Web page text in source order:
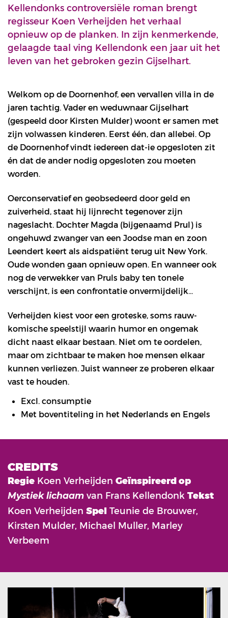
Kellendonks controversiële roman brengt
regisseur Koen Verheijden het verhaal
opnieuw op de planken. In zijn kenmerkende,
gelaagde taal ving Kellendonk een jaar uit het
leven van het gebroken gezin Gijselhart.
Welkom op de Doornenhof, een vervallen villa in de
jaren tachtig. Vader en weduwnaar Gijselhart
(gespeeld door Kirsten Mulder) woont er samen met
zijn volwassen kinderen. Eerst één, dan allebei. Op
de Doornenhof vindt iedereen dat-ie opgesloten zit
én dat de ander nodig opgesloten zou moeten
worden.
Oerconservatief en geobsedeerd door geld en
zuiverheid, staat hij lijnrecht tegenover zijn
nageslacht. Dochter Magda (bijgenaamd Prul) is
ongehuwd zwanger van een Joodse man en zoon
Leendert keert als aidspatiënt terug uit New York.
Oude wonden gaan opnieuw open. En wanneer ook
nog de verwekker van Pruls baby ten tonele
verschijnt, is een confrontatie onvermijdelijk…
Verheijden kiest voor een groteske, soms rauw-
komische speelstijl waarin humor en ongemak
dicht naast elkaar bestaan. Niet om te oordelen,
maar om zichtbaar te maken hoe mensen elkaar
kunnen verliezen. Juist wanneer ze proberen elkaar
vast te houden.
Excl. consumptie
Met boventiteling in het Nederlands en Engels
CREDITS
Regie Koen Verheijden Geïnspireerd op
Mystiek lichaam van Frans Kellendonk Tekst
Koen Verheijden Spel Teunie de Brouwer,
Kirsten Mulder, Michael Muller, Marley
Verbeem